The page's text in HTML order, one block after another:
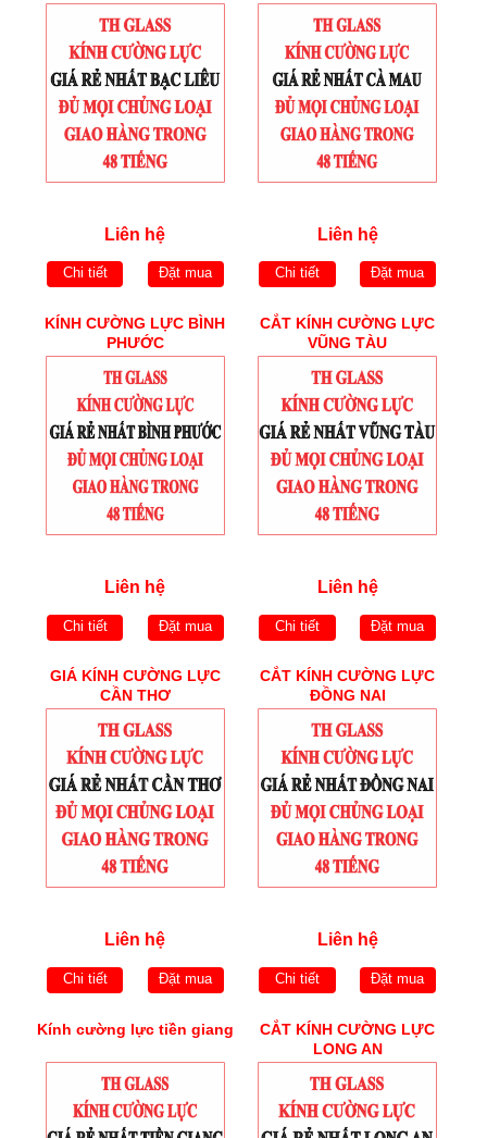
Liên hệ
Chi tiết Đặt mua
Liên hệ
Chi tiết Đặt mua
KÍNH CƯỜNG LỰC BÌNH
PHƯỚC
Liên hệ
Chi tiết Đặt mua
CẮT KÍNH CƯỜNG LỰC
VŨNG TÀU
Liên hệ
Chi tiết Đặt mua
GIÁ KÍNH CƯỜNG LỰC
CẦN THƠ
Liên hệ
Chi tiết Đặt mua
CẮT KÍNH CƯỜNG LỰC
ĐỒNG NAI
Liên hệ
Chi tiết Đặt mua
Kính cường lực tiền giang
CẮT KÍNH CƯỜNG LỰC
LONG AN